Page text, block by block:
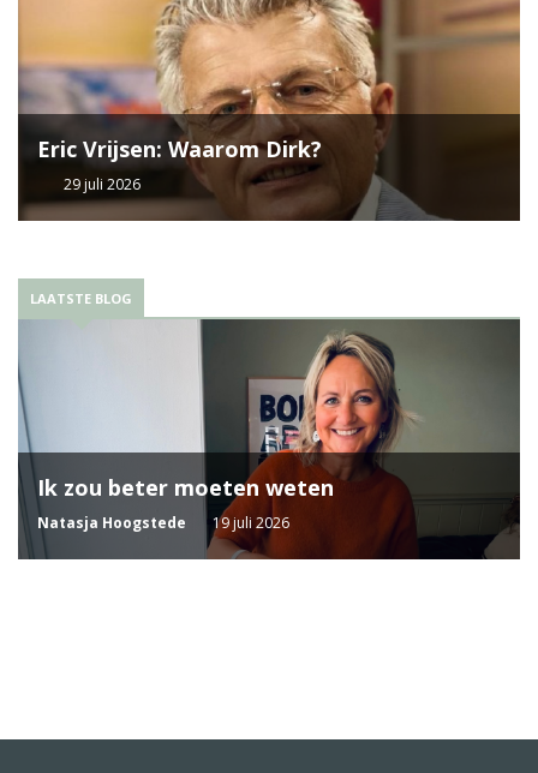
Eric Vrijsen: Waarom Dirk?
29 juli 2026
LAATSTE BLOG
Ik zou beter moeten weten
Natasja Hoogstede 19 juli 2026